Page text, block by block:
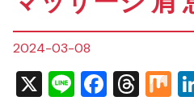
2024-03-08
X Line